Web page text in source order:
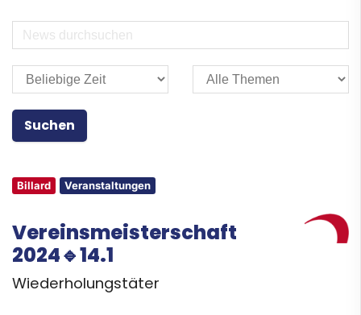
Billard Veranstaltungen
Vereinsmeisterschaft
2024🔹14.1
Wiederholungstäter